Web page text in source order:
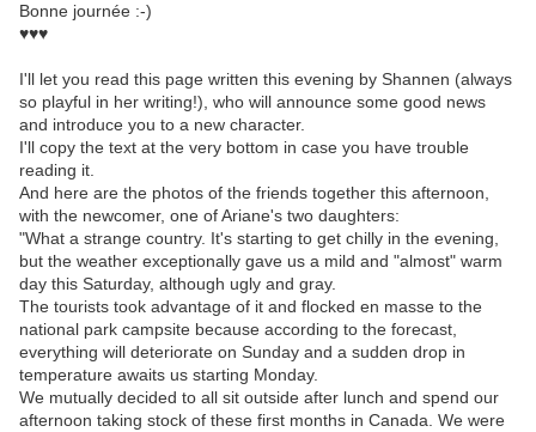
Bonne journée :-)
♥♥♥
I'll let you read this page written this evening by Shannen (always
so playful in her writing!), who will announce some good news
and introduce you to a new character.
I'll copy the text at the very bottom in case you have trouble
reading it.
And here are the photos of the friends together this afternoon,
with the newcomer, one of Ariane's two daughters:
"What a strange country. It's starting to get chilly in the evening,
but the weather exceptionally gave us a mild and "almost" warm
day this Saturday, although ugly and gray.
The tourists took advantage of it and flocked en masse to the
national park campsite because according to the forecast,
everything will deteriorate on Sunday and a sudden drop in
temperature awaits us starting Monday.
We mutually decided to all sit outside after lunch and spend our
afternoon taking stock of these first months in Canada. We were